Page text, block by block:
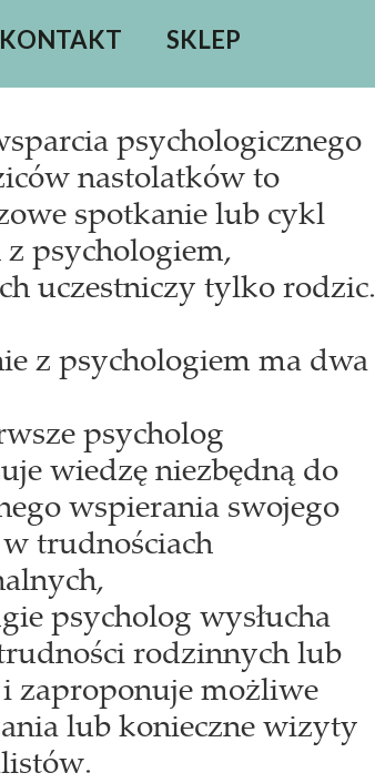
psychologicznego
nastolatków to
spotkanie lub cykl
psychologiem,
uczestniczy tylko rodzic.
z psychologiem ma dwa
psycholog
wiedzę niezbędną do
wspierania swojego
trudnościach
psycholog wysłucha
rodzinnych lub
zaproponuje możliwe
lub konieczne wizyty
KONTAKT SKLEP